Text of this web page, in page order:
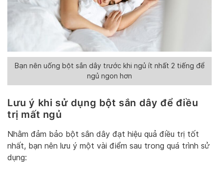
Bạn nên uống bột sắn dây trước khi ngủ ít nhất 2 tiếng để
ngủ ngon hơn
Lưu ý khi sử dụng bột sắn dây để điều
trị mất ngủ
Nhằm đảm bảo bột sắn dây đạt hiệu quả điều trị tốt
nhất, bạn nên lưu ý một vài điểm sau trong quá trình sử
dụng: